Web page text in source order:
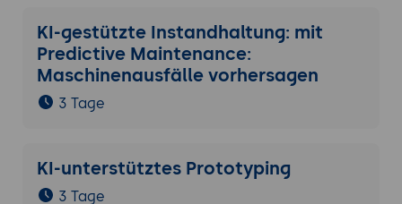
KI-gestützte Instandhaltung: mit
Predictive Maintenance:
Maschinenausfälle vorhersagen
3 Tage
KI-unterstütztes Prototyping
3 Tage